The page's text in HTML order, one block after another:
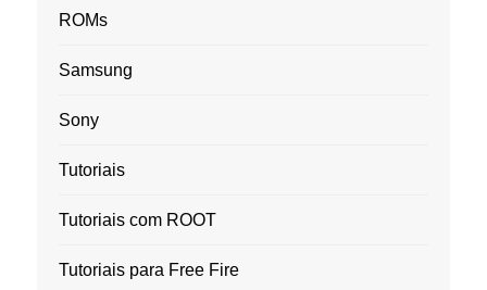
ROMs
Samsung
Sony
Tutoriais
Tutoriais com ROOT
Tutoriais para Free Fire